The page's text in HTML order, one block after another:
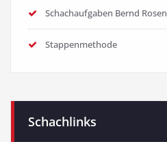
Schachaufgaben Bernd Rosen
Stappenmethode
Schachlinks